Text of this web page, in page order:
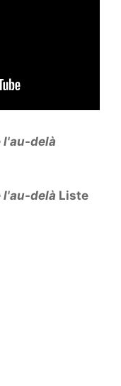
l'au-delà
l'au-delà Liste